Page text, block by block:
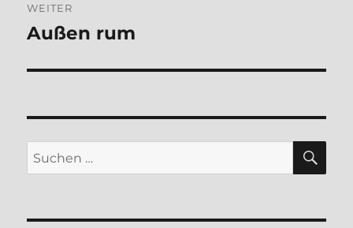
WEITER
Nächster
Außen rum
Suchen
nach: